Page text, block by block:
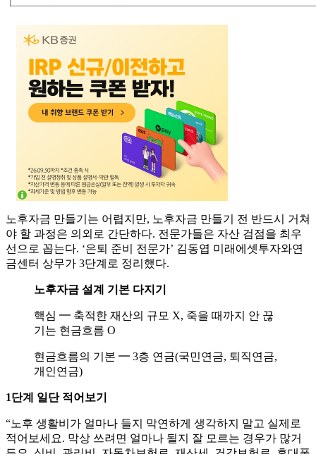
노후자금 만들기는 어렵지만, 노후자금 만들기 전 반드시 거쳐
야 할 과정은 의외로 간단하다. 전문가들은 자산 검점을 최우
선으로 꼽는다. ‘은퇴 준비 전문가’ 김동엽 미래에셋투자와연
금센터 상무가 3단계로 정리했다.
노후자금 설계 기본 다지기
핵심 ━ 축적한 재산의 규모 X, 죽을 때까지 안 끊
기는 현금흐름 O
현금흐름의 기본 ━ 3층 연금(국민연금, 퇴직연금,
개인연금)
1단계 일단 적어보기
“노후 생활비가 얼마나 들지 막연하게 생각하지 말고 실제로
적어보세요. 막상 쓰려면 얼마나 될지 잘 모르는 경우가 많거